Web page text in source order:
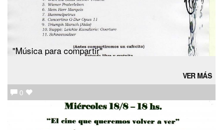
"Música para compartir"
VER MÁS
0